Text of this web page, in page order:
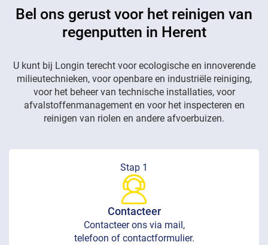
Bel ons gerust voor het reinigen van
regenputten in Herent
U kunt bij Longin terecht voor ecologische en innoverende
milieutechnieken, voor openbare en industriële reiniging,
voor het beheer van technische installaties, voor
afvalstoffenmanagement en voor het inspecteren en
reinigen van riolen en andere afvoerbuizen.
Stap 1
Contacteer
Contacteer ons via mail,
telefoon of contactformulier.